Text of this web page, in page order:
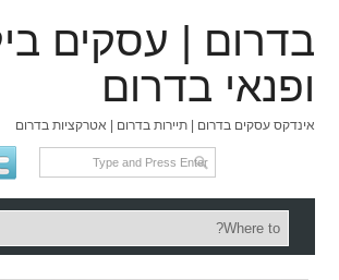
בדרום | עסקים
ופנאי בדרום
אינדקס עסקים בדרום | תיירות בדרום | אטרקציות בדרום